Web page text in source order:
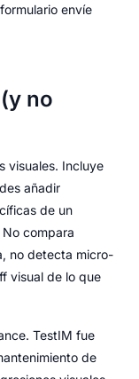
envíe
no
visuales. Incluye
añadir
de un
compara
no detecta micro-
visual de lo que
TestIM fue
de